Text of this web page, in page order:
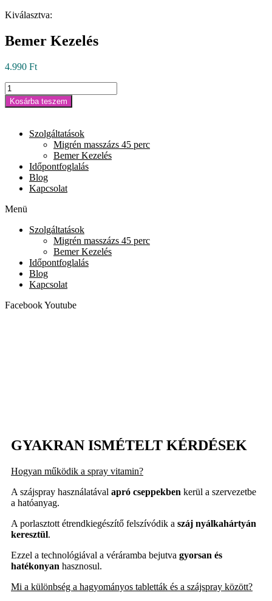
Skip
content
Kiválasztva:
Bemer Kezelés
4.990 Ft
Bemer
Kezelés
mennyiség
Kosárba teszem
Szolgáltatások
Migrén masszázs 45 perc
Bemer Kezelés
Időpontfoglalás
Blog
Kapcsolat
Menü
Szolgáltatások
Migrén masszázs 45 perc
Bemer Kezelés
Időpontfoglalás
Blog
Kapcsolat
FacebookYoutube
GYAKRAN ISMÉTELT KÉRDÉSEK
Hogyan működik a spray vitamin?
A szájspray használatával apró cseppekben kerül a szervezetbe
a hatóanyag.
A porlasztott étrendkiegészítő felszívódik a száj nyálkahártyán
keresztül.
Ezzel a technológiával a véráramba bejutva gyorsan és
hatékonyan hasznosul.
Mi a különbség a hagyományos tabletták és a szájspray között?